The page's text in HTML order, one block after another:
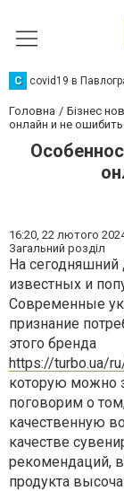
C covid19 в
Головна Бізнес
онлайн и не
16:20, 22 лютого
Загальний розділ
На сегодняшний
известных и
Современные
признание
этого бренда
https://turbo.ua/
которую можно
поговорим о
качественную
качестве
рекомендаций,
продукта